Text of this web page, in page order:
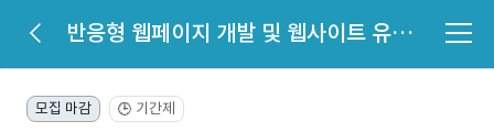
반응형 웹페이지 개발 및 웹사이트 유지보수
모집 마감 🕒 기간제